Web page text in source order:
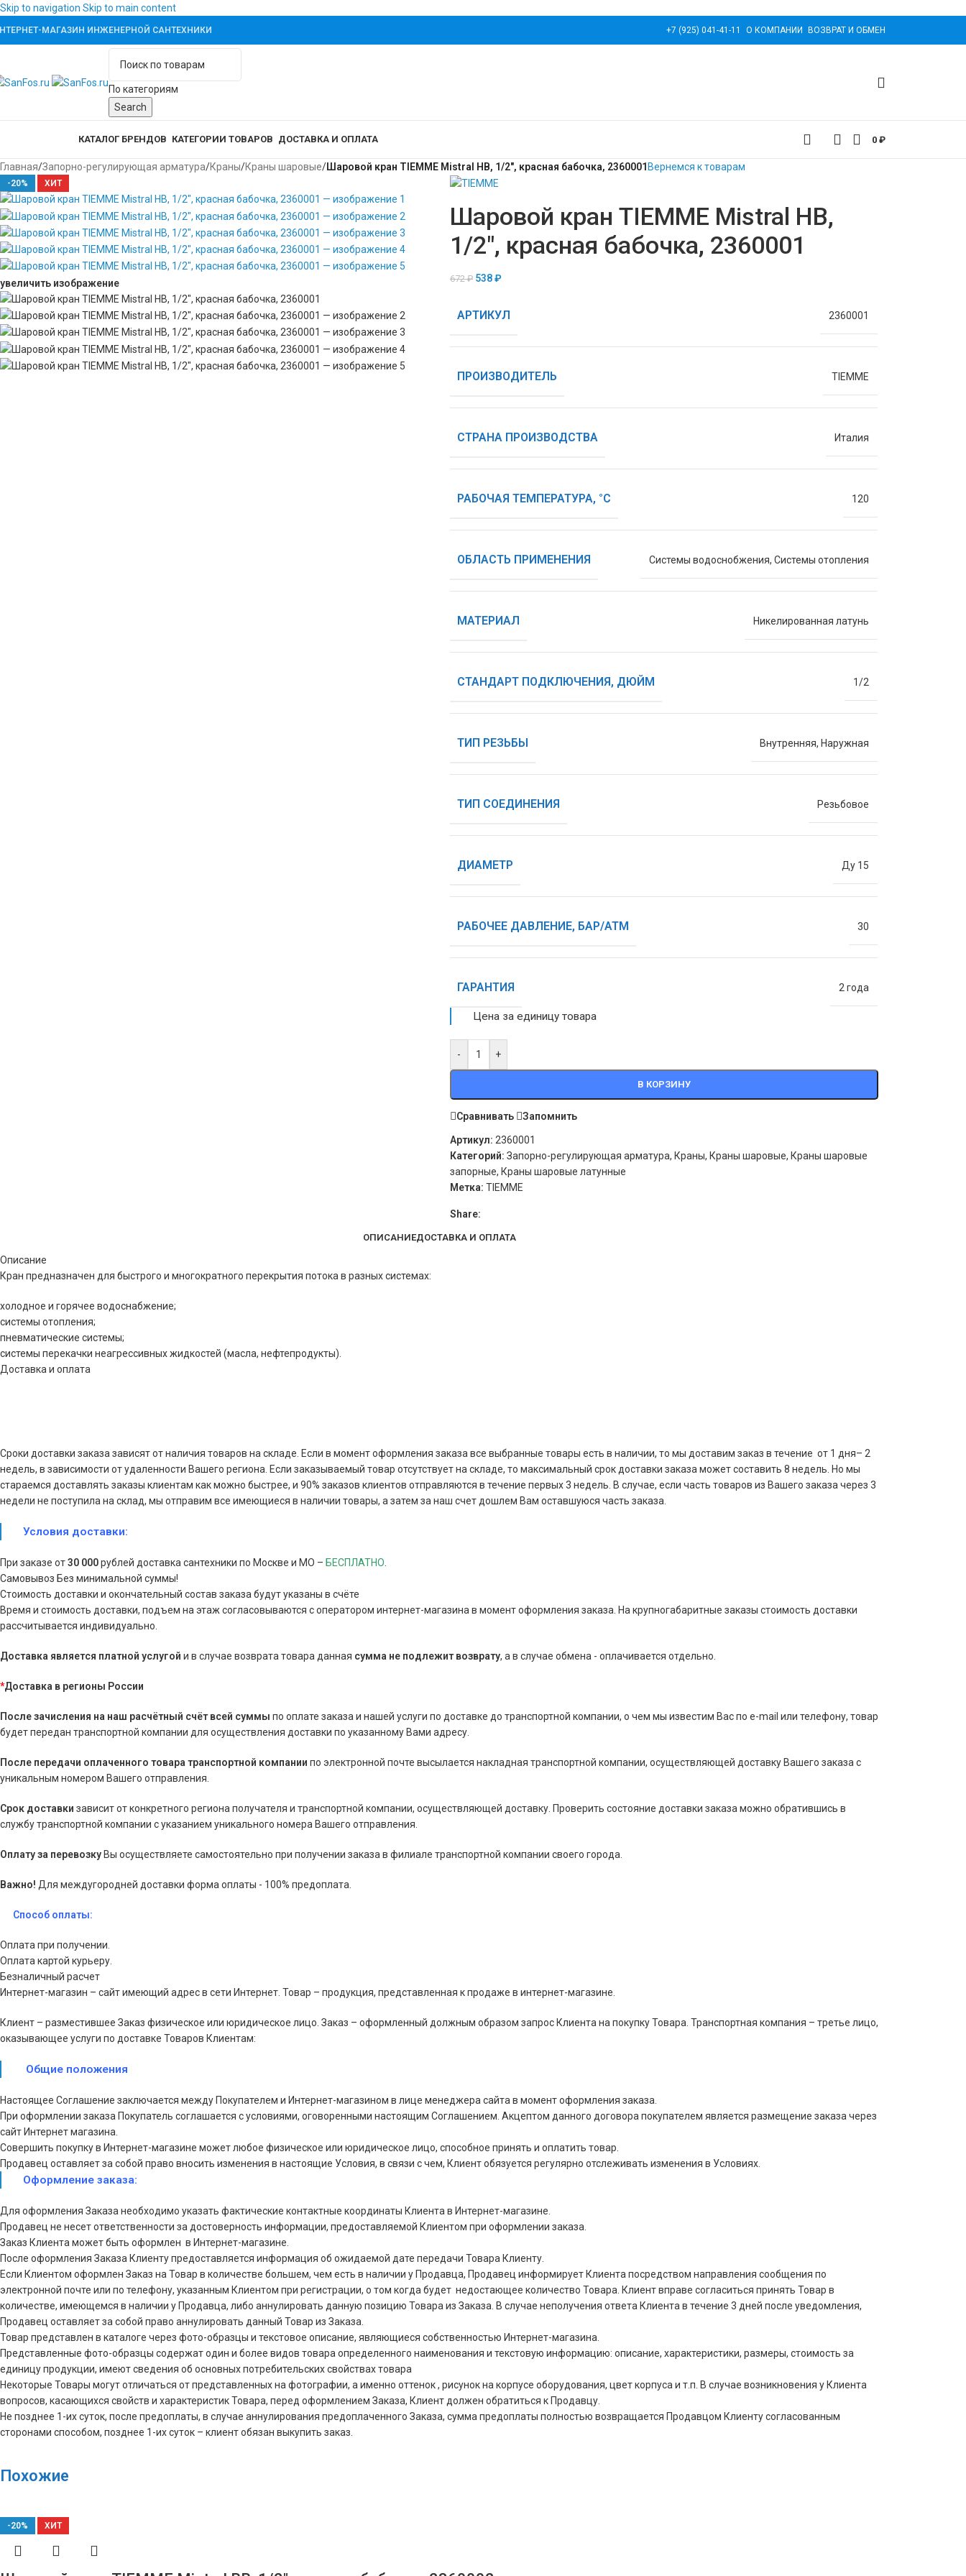
Skip to navigation Skip to main content
МАГАЗИН ИНЖЕНЕРНОЙ САНТЕХНИКИ +7 (925) 041-41-11 О КОМПАНИИ ВОЗВРАТ И ОБМЕН
По категориям
Search
КАТАЛОГ БРЕНДОВ КАТЕГОРИИ ТОВАРОВ ДОСТАВКА И ОПЛАТА 0 ₽
Главная/Запорно-регулирующая арматура/Краны/Краны шаровые/Шаровой кран TIEMME Mistral НВ, 1/2″, красная бабочка, 2360001 Вернемся к товарам
-20% ХИТ
увеличить изображение
Шаровой кран TIEMME Mistral НВ,
1/2″, красная бабочка, 2360001
672₽ 538₽
АРТИКУЛ 2360001
ПРОИЗВОДИТЕЛЬ TIEMME
СТРАНА ПРОИЗВОДСТВА Италия
РАБОЧАЯ ТЕМПЕРАТУРА, °С 120
ОБЛАСТЬ ПРИМЕНЕНИЯ Системы водоснобжения, Системы отопления
МАТЕРИАЛ Никелированная латунь
СТАНДАРТ ПОДКЛЮЧЕНИЯ, ДЮЙМ 1/2
ТИП РЕЗЬБЫ Внутренняя, Наружная
ТИП СОЕДИНЕНИЯ Резьбовое
ДИАМЕТР Ду 15
РАБОЧЕЕ ДАВЛЕНИЕ, БАР/АТМ 30
ГАРАНТИЯ 2 года
Цена за единицу товара
- +
В КОРЗИНУ
Сравнивать Запомнить
Артикул: 2360001
Категорий: Запорно-регулирующая арматура, Краны, Краны шаровые, Краны шаровые
запорные, Краны шаровые латунные
Метка: TIEMME
Share:
ОПИСАНИЕДОСТАВКА И ОПЛАТА
Описание
Кран предназначен для быстрого и многократного перекрытия потока в разных системах:
холодное и горячее водоснабжение;
системы отопления;
пневматические системы;
системы перекачки неагрессивных жидкостей (масла, нефтепродукты).
Доставка и оплата
Сроки доставки заказа зависят от наличия товаров на складе. Если в момент оформления заказа все выбранные товары есть в наличии, то мы доставим заказ в течение от 1 дня– 2
недель, в зависимости от удаленности Вашего региона. Если заказываемый товар отсутствует на складе, то максимальный срок доставки заказа может составить 8 недель. Но мы
стараемся доставлять заказы клиентам как можно быстрее, и 90% заказов клиентов отправляются в течение первых 3 недель. В случае, если часть товаров из Вашего заказа через 3
недели не поступила на склад, мы отправим все имеющиеся в наличии товары, а затем за наш счет дошлем Вам оставшуюся часть заказа.
Условия доставки:
При заказе от30 000рублей доставка сантехники по Москве и МО – БЕСПЛАТНО.
Самовывоз Без минимальной суммы!
Стоимость доставки и окончательный состав заказа будут указаны в счёте
Время и стоимость доставки, подъем на этаж согласовываются с оператором интернет-магазина в момент оформления заказа. На крупногабаритные заказы стоимость доставки
рассчитывается индивидуально.
Доставка является платной услугой и в случае возврата товара данная сумма не подлежит возврату, а в случае обмена - оплачивается отдельно.
*Доставка в регионы России
После зачисления на наш расчётный счёт всей суммы по оплате заказа и нашей услуги по доставке до транспортной компании, о чем мы известим Вас по e-mail или телефону, товар
будет передан транспортной компании для осуществления доставки по указанному Вами адресу.
После передачи оплаченного товара транспортной компании по электронной почте высылается накладная транспортной компании, осуществляющей доставку Вашего заказа с
уникальным номером Вашего отправления.
Срок доставки зависит от конкретного региона получателя и транспортной компании, осуществляющей доставку. Проверить состояние доставки заказа можно обратившись в
службу транспортной компании с указанием уникального номера Вашего отправления.
Оплату за перевозку Вы осуществляете самостоятельно при получении заказа в филиале транспортной компании своего города.
Важно! Для междугородней доставки форма оплаты - 100% предоплата.
Способ оплаты:
Оплата при получении.
Оплата картой курьеру.
Безналичный расчет
Интернет-магазин – сайт имеющий адрес в сети Интернет. Товар – продукция, представленная к продаже в интернет-магазине.
Клиент – разместившее Заказ физическое или юридическое лицо. Заказ – оформленный должным образом запрос Клиента на покупку Товара. Транспортная компания – третье лицо,
оказывающее услуги по доставке Товаров Клиентам:
Общие положения
Настоящее Соглашение заключается между Покупателем и Интернет-магазином в лице менеджера сайта в момент оформления заказа.
При оформлении заказа Покупатель соглашается с условиями, оговоренными настоящим Соглашением. Акцептом данного договора покупателем является размещение заказа через
сайт Интернет магазина.
Совершить покупку в Интернет-магазине может любое физическое или юридическое лицо, способное принять и оплатить товар.
Продавец оставляет за собой право вносить изменения в настоящие Условия, в связи с чем, Клиент обязуется регулярно отслеживать изменения в Условиях.
Оформление заказа:
Для оформления Заказа необходимо указать фактические контактные координаты Клиента в Интернет-магазине.
Продавец не несет ответственности за достоверность информации, предоставляемой Клиентом при оформлении заказа.
Заказ Клиента может быть оформлен в Интернет-магазине.
После оформления Заказа Клиенту предоставляется информация об ожидаемой дате передачи Товара Клиенту.
Если Клиентом оформлен Заказ на Товар в количестве большем, чем есть в наличии у Продавца, Продавец информирует Клиента посредством направления сообщения по
электронной почте или по телефону, указанным Клиентом при регистрации, о том когда будет недостающее количество Товара. Клиент вправе согласиться принять Товар в
количестве, имеющемся в наличии у Продавца, либо аннулировать данную позицию Товара из Заказа. В случае неполучения ответа Клиента в течение 3 дней после уведомления,
Продавец оставляет за собой право аннулировать данный Товар из Заказа.
Товар представлен в каталоге через фото-образцы и текстовое описание, являющиеся собственностью Интернет-магазина.
Представленные фото-образцы содержат один и более видов товара определенного наименования и текстовую информацию: описание, характеристики, размеры, стоимость за
единицу продукции, имеют сведения об основных потребительских свойствах товара
Некоторые Товары могут отличаться от представленных на фотографии, а именно оттенок , рисунок на корпусе оборудования, цвет корпуса и т.п. В случае возникновения у Клиента
вопросов, касающихся свойств и характеристик Товара, перед оформлением Заказа, Клиент должен обратиться к Продавцу.
Не позднее 1-их суток, после предоплаты, в случае аннулирования предоплаченного Заказа, сумма предоплаты полностью возвращается Продавцом Клиенту согласованным
сторонами способом, позднее 1-их суток – клиент обязан выкупить заказ.
Похожие
-20% ХИТ